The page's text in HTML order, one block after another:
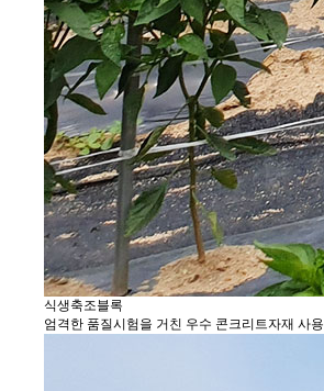
식생축조블록
엄격한 품질시험을 거친 우수 콘크리트자재 사용